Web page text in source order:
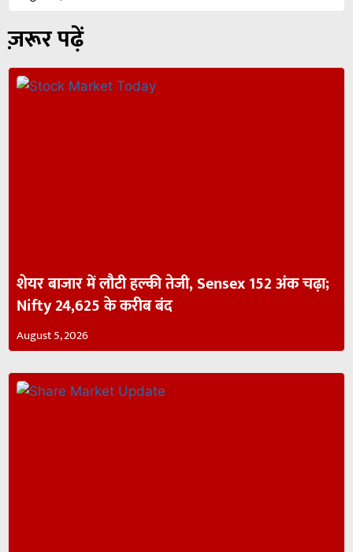
ज़रूर पढ़ें
शेयर बाजार में लौटी हल्की तेजी, Sensex 152 अंक चढ़ा;
Nifty 24,625 के करीब बंद
August 5, 2026